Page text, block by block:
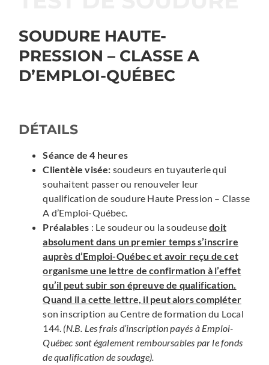
SOUDURE HAUTE-
PRESSION – CLASSE A
D’EMPLOI-QUÉBEC
DÉTAILS
Séance de 4 heures
Clientèle visée: soudeurs en tuyauterie qui
souhaitent passer ou renouveler leur
qualification de soudure Haute Pression – Classe
A d’Emploi-Québec.
Préalables : Le soudeur ou la soudeusedoit
absolument dans un premier temps s’inscrire
auprès d’Emploi-Québec et avoir reçu de cet
organisme une lettre de confirmation à l’effet
qu’il peut subir son épreuve de qualification.
Quand il a cette lettre, il peut alors compléter
son inscription au Centre de formation du Local
144. (N.B. Les frais d’inscription payés à Emploi-
Québec sont également remboursables par le fonds
de qualification de soudage).